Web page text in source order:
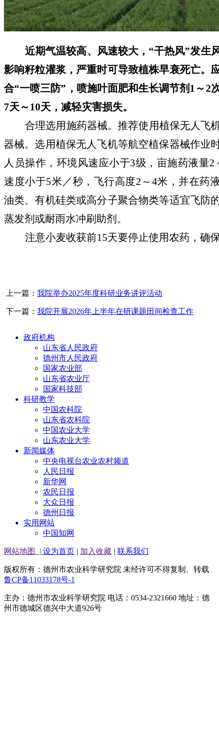
近期气温较高、风速较大， “干热风”发生
影响籽粒灌浆，严重时可导致植株早衰死亡。
合“一喷三防”，喷施叶面肥和生长调节剂1～2
7天～10天 ， 减轻灾害损失。
合理选用施药器械。推荐使用植保无人飞
器械。选用植保无人飞机等航空植保器械作业
人员操作，环境风速应小于3级，亩施药液量2
速度小于5米／秒，飞行高度2～4米，并在药
油类、有机硅类或高分子聚合物类等适宜飞防
蒸发剂或耐雨水冲刷助剂。
注意小麦收获前15天要停止使用农药，确
上一篇： 我院举办2025年度科研业务讲评活动
下一篇： 我院开展2026年上半年在研课题田间检查工作
政府机构
山东省人民政府
德州市人民政府
国家农业部
山东省农业厅
国家科技部
科研教学
中国农科院
山东省农科院
中国农业大学
山东农业大学
新闻媒体
中央电视台农业农村频道
人民日报
新华网
农民日报
大众日报
德州日报
实用网站
中国知网
网站地图 | 设为首页 | 加入收藏 | 联系我们
版权所有：德州市农业科学研究院 未经许可不得复制、转载
鲁CP备11033178号-1
主办：德州市农业科学研究院 电话：0534-2321660 地址：德
州市德城区德兴中大道926号